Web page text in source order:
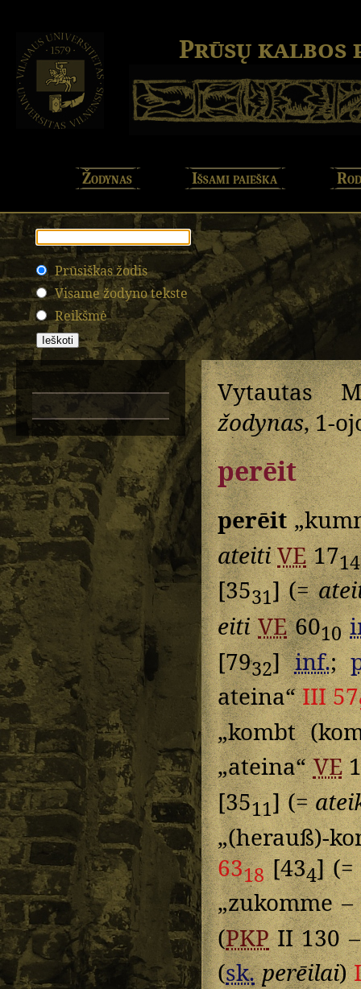
Prūsų kalbos
Žodynas Išsami paieška
Prūsiškas žodis
Visame žodyno tekste
Reikšmė
Vytautas
žodynas, 1-
perēit
perēit
ateiti VE1714
[3531] (=
eiti VE6010
[7932]inf.;
ateina“III 57
„kombt
„ateina“VE
[3511] (=
„(herauß)-
6318[434] (=
„zukomme
(PKPII 130
(sk. perēilai)